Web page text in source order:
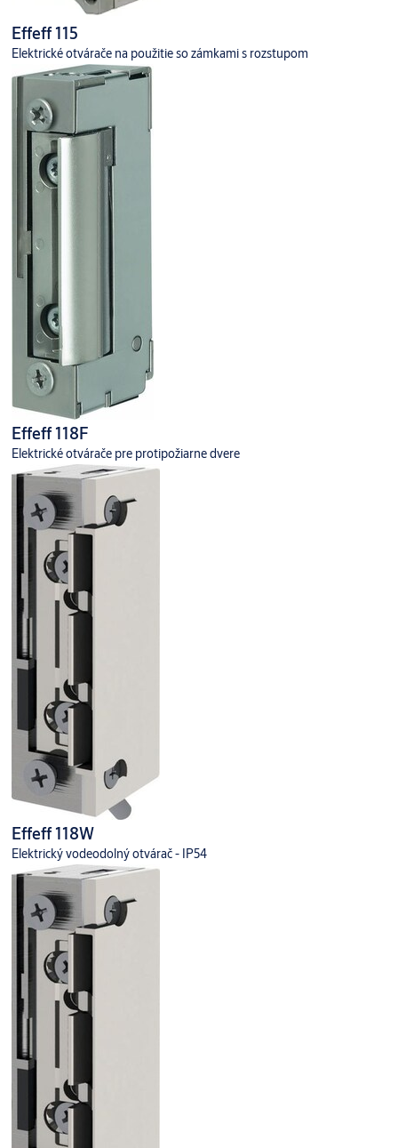
Effeff 115
Elektrické otvárače na použitie so zámkami s rozstupom
Effeff 118F
Elektrické otvárače pre protipožiarne dvere
Effeff 118W
Elektrický vodeodolný otvárač - IP54